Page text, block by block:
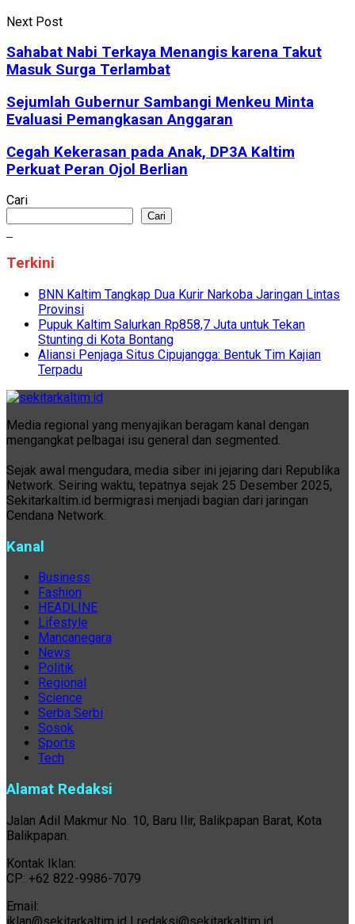
Next Post
Sahabat Nabi Terkaya Menangis karena Takut
Masuk Surga Terlambat
Sejumlah Gubernur Sambangi Menkeu Minta
Evaluasi Pemangkasan Anggaran
Cegah Kekerasan pada Anak, DP3A Kaltim
Perkuat Peran Ojol Berlian
Cari
Cari
Terkini
BNN Kaltim Tangkap Dua Kurir Narkoba Jaringan Lintas
Provinsi
Pupuk Kaltim Salurkan Rp858,7 Juta untuk Tekan
Stunting di Kota Bontang
Aliansi Penjaga Situs Cipujangga: Bentuk Tim Kajian
Terpadu
Media regional yang menyajikan beragam kanal dengan
mengangkat pelbagai isu general dan segmented.
Sejak awal mengudara, media siber ini jejaring dari Republika
Network. Seiring waktu, tepatnya sejak 25 Desember 2025,
Sekitarkaltim.id bermigrasi menjadi bagian dari jaringan
Cendana Network.
Kanal
Business
Fashion
HEADLINE
Lifestyle
Mancanegara
News
Politik
Regional
Science
Serba Serbi
Sosok
Sports
Tech
Alamat Redaksi
Jalan Adil Makmur No. 10, Baru Ilir, Balikpapan Barat, Kota
Balikpapan.
Kontak Iklan:
CP: +62 822-9986-7079
Email: